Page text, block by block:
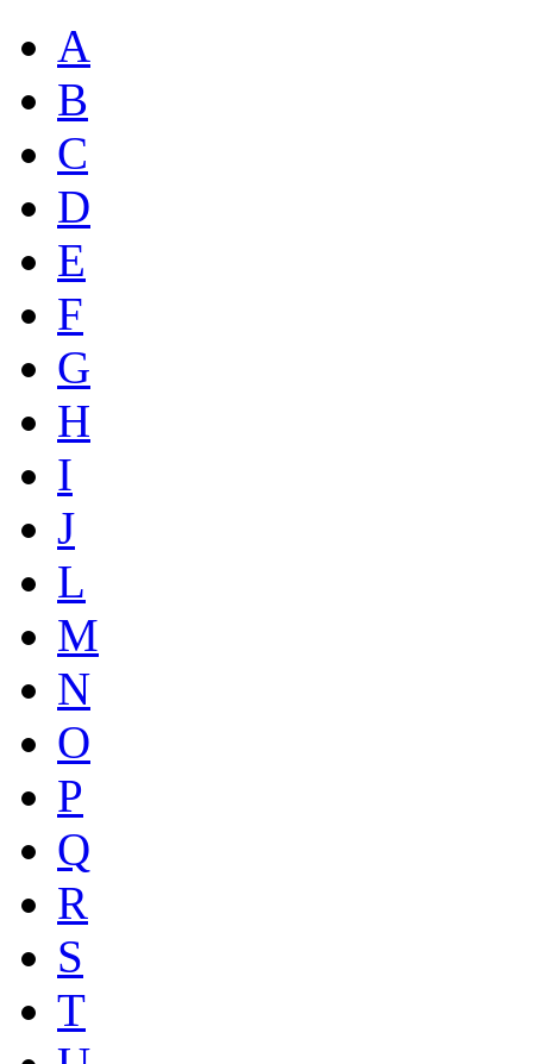
A
B
C
D
E
F
G
H
I
J
L
M
N
O
P
Q
R
S
T